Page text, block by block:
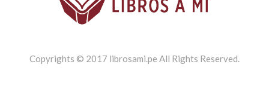
Copyrights © 2017 librosami.pe All Rights Reserved.